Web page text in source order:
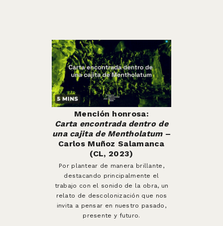
Mención honrosa:
Carta encontrada dentro de
una cajita de Mentholatum–
Carlos Muñoz Salamanca
(CL, 2023)
Por plantear de manera brillante,
destacando principalmente el
trabajo con el sonido de la obra, un
relato de descolonización que nos
invita a pensar en nuestro pasado,
presente y futuro.